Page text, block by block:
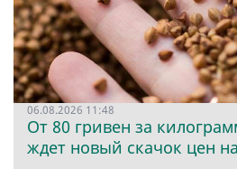
06.08.2026 11:48
От 80 гривен за
ждет новый скачок цен